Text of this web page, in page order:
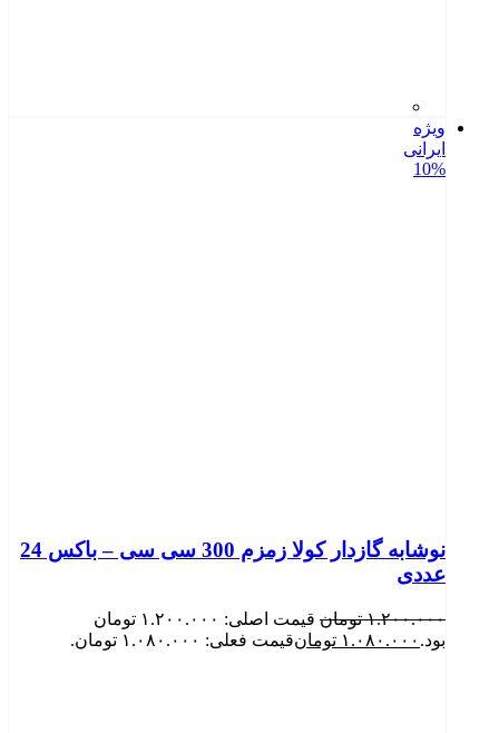
ویژه
ایرانی
10%
نوشابه گازدار کولا زمزم 300 سی سی – باکس 24
عددی
۱.۲۰۰.۰۰۰ تومان
قیمت اصلی: ۱.۲۰۰.۰۰۰ تومان
بود. ۱.۰۸۰.۰۰۰ تومانقیمت فعلی: ۱.۰۸۰.۰۰۰ تومان.